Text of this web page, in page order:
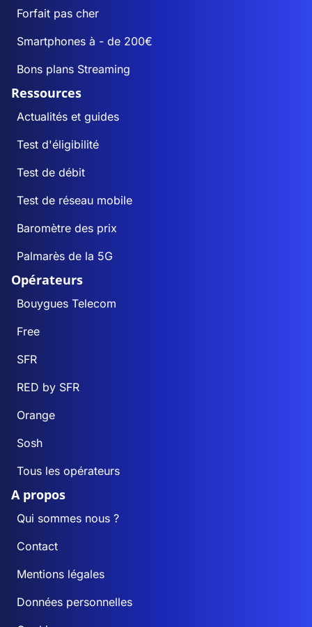
Forfait pas cher
Smartphones à - de 200€
Bons plans Streaming
Ressources
Actualités et guides
Test d'éligibilité
Test de débit
Test de réseau mobile
Baromètre des prix
Palmarès de la 5G
Opérateurs
Bouygues Telecom
Free
SFR
RED by SFR
Orange
Sosh
Tous les opérateurs
A propos
Qui sommes nous ?
Contact
Mentions légales
Données personnelles